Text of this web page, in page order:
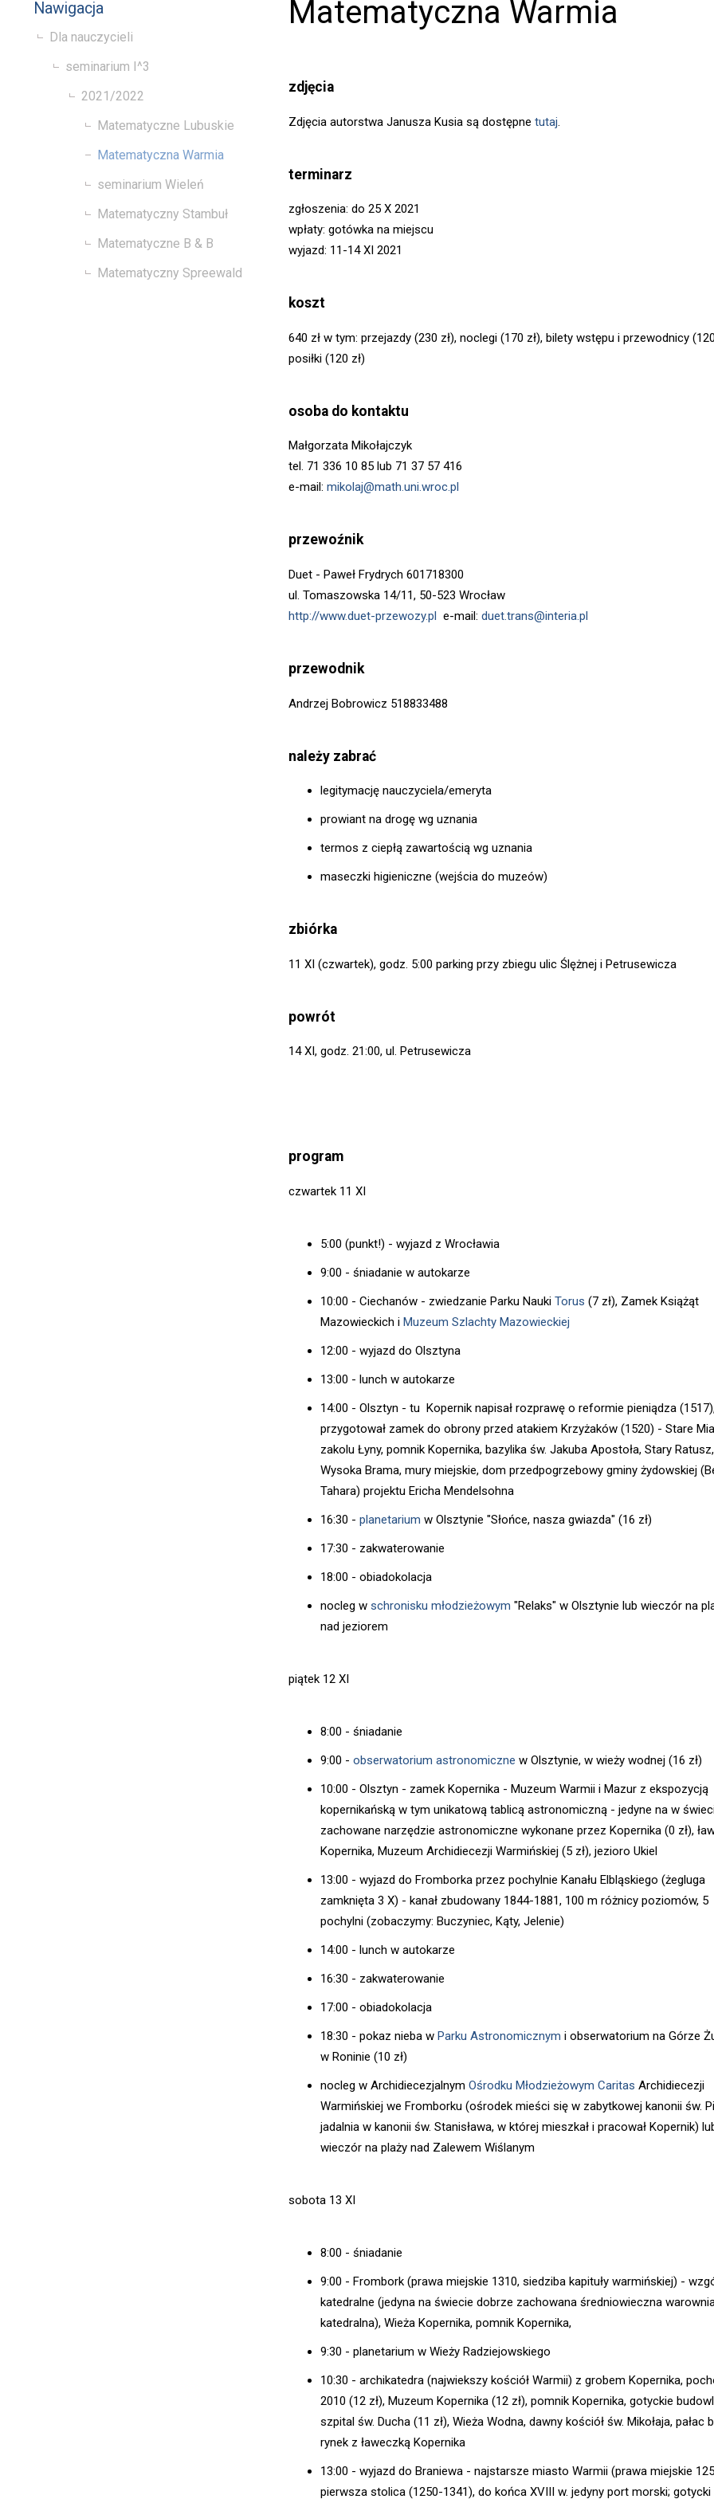
Nawigacja
Dla nauczycieli
seminarium I^3
2021/2022
Matematyczne Lubuskie
Matematyczna Warmia
seminarium Wieleń
Matematyczny Stambuł
Matematyczne B & B
Matematyczny Spreewald
Matematyczna Warmia
zdjęcia
Zdjęcia autorstwa Janusza Kusia są dostępne tutaj.
terminarz
zgłoszenia: do 25 X 2021
wpłaty: gotówka na miejscu
wyjazd: 11-14 XI 2021
koszt
640 zł w tym: przejazdy (230 zł), noclegi (170 zł), bilety wstępu i przewodnicy
posiłki (120 zł)
osoba do kontaktu
Małgorzata Mikołajczyk
tel. 71 336 10 85 lub 71 37 57 416
e-mail: mikolaj@math.uni.wroc.pl
przewoźnik
Duet - Paweł Frydrych 601718300
ul. Tomaszowska 14/11, 50-523 Wrocław
http://www.duet-przewozy.pl e-mail: duet.trans@interia.pl
przewodnik
Andrzej Bobrowicz 518833488
należy zabrać
legitymację nauczyciela/emeryta
prowiant na drogę wg uznania
termos z ciepłą zawartością wg uznania
maseczki higieniczne (wejścia do muzeów)
zbiórka
11 XI (czwartek), godz. 5:00 parking przy zbiegu ulic Ślężnej i Petrusewicza
powrót
14 XI, godz. 21:00, ul. Petrusewicza
program
czwartek 11 XI
5:00 (punkt!) - wyjazd z Wrocławia
9:00 - śniadanie w autokarze
10:00 - Ciechanów - zwiedzanie Parku Nauki Torus (7 zł), Zamek Książąt
Mazowieckich i Muzeum Szlachty Mazowieckiej
12:00 - wyjazd do Olsztyna
13:00 - lunch w autokarze
14:00 - Olsztyn - tu Kopernik napisał rozprawę o reformie pieniądza
przygotował zamek do obrony przed atakiem Krzyżaków (1520) - Stare
zakolu Łyny, pomnik Kopernika, bazylika św. Jakuba Apostoła, Stary Ratusz,
Wysoka Brama, mury miejskie, dom przedpogrzebowy gminy żydowskiej
Tahara) projektu Ericha Mendelsohna
16:30 - planetarium w Olsztynie "Słońce, nasza gwiazda" (16 zł)
17:30 - zakwaterowanie
18:00 - obiadokolacja
nocleg w schronisku młodzieżowym "Relaks" w Olsztynie lub wieczór na
nad jeziorem
piątek 12 XI
8:00 - śniadanie
9:00 - obserwatorium astronomiczne w Olsztynie, w wieży wodnej (16 zł)
10:00 - Olsztyn - zamek Kopernika - Muzeum Warmii i Mazur z ekspozycją
kopernikańską w tym unikatową tablicą astronomiczną - jedyne na w
zachowane narzędzie astronomiczne wykonane przez Kopernika (0 zł),
Kopernika, Muzeum Archidiecezji Warmińskiej (5 zł), jezioro Ukiel
13:00 - wyjazd do Fromborka przez pochylnie Kanału Elbląskiego (żegluga
zamknięta 3 X) - kanał zbudowany 1844-1881, 100 m różnicy poziomów, 5
pochylni (zobaczymy: Buczyniec, Kąty, Jelenie)
14:00 - lunch w autokarze
16:30 - zakwaterowanie
17:00 - obiadokolacja
18:30 - pokaz nieba w Parku Astronomicznym i obserwatorium na Górze
w Roninie (10 zł)
nocleg w Archidiecezjalnym Ośrodku Młodzieżowym Caritas Archidiecezji
Warmińskiej we Fromborku (ośrodek mieści się w zabytkowej kanonii św.
jadalnia w kanonii św. Stanisława, w której mieszkał i pracował Kopernik)
wieczór na plaży nad Zalewem Wiślanym
sobota 13 XI
8:00 - śniadanie
9:00 - Frombork (prawa miejskie 1310, siedziba kapituły warmińskiej) -
katedralne (jedyna na świecie dobrze zachowana średniowieczna
katedralna), Wieża Kopernika, pomnik Kopernika,
9:30 - planetarium w Wieży Radziejowskiego
10:30 - archikatedra (najwiekszy kościół Warmii) z grobem Kopernika,
2010 (12 zł), Muzeum Kopernika (12 zł), pomnik Kopernika, gotyckie
szpital św. Ducha (11 zł), Wieża Wodna, dawny kościół św. Mikołaja, pałac
rynek z ławeczką Kopernika
13:00 - wyjazd do Braniewa - najstarsze miasto Warmii (prawa miejskie
pierwsza stolica (1250-1341), do końca XVIII w. jedyny port morski; gotycki